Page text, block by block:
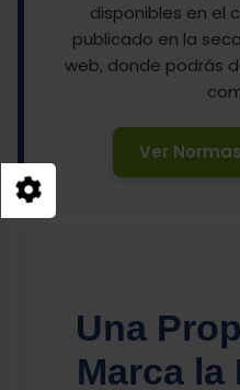
disponibles en el
publicado en la
web, donde podrás
Ver
Una
Marca la